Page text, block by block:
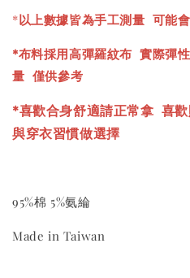
*以上數據皆為手工測量 可能
*布料採用高彈羅紋布 實際彈
量 僅供參考
*喜歡合身舒適請正常拿 喜
與穿衣習慣做選擇
95%棉 5%氨綸
Made in Taiwan